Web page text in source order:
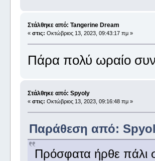
Στάλθηκε από: Tangerine Dream
« στις: Οκτώβριος 13, 2023, 09:43:17 πμ »
Πάρα πολύ ωραίο
Στάλθηκε από: Spyoly
« στις: Οκτώβριος 13, 2023, 09:16:48 πμ »
Παράθεση από:
Πρόσφατα ήρθε πάλι